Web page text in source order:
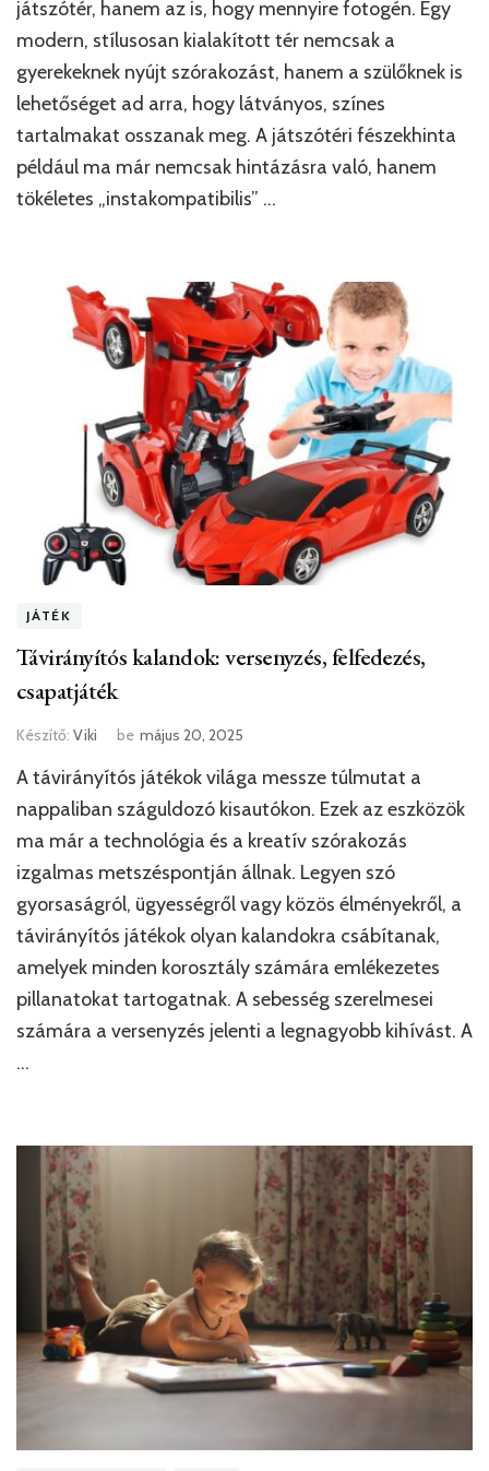
játszótér, hanem az is, hogy mennyire fotogén. Egy
modern, stílusosan kialakított tér nemcsak a
gyerekeknek nyújt szórakozást, hanem a szülőknek is
lehetőséget ad arra, hogy látványos, színes
tartalmakat osszanak meg. A játszótéri fészekhinta
például ma már nemcsak hintázásra való, hanem
tökéletes „instakompatibilis” …
JÁTÉK
Távirányítós kalandok: versenyzés, felfedezés,
csapatjáték
Készítő: Viki be május 20, 2025
A távirányítós játékok világa messze túlmutat a
nappaliban száguldozó kisautókon. Ezek az eszközök
ma már a technológia és a kreatív szórakozás
izgalmas metszéspontján állnak. Legyen szó
gyorsaságról, ügyességről vagy közös élményekről, a
távirányítós játékok olyan kalandokra csábítanak,
amelyek minden korosztály számára emlékezetes
pillanatokat tartogatnak. A sebesség szerelmesei
számára a versenyzés jelenti a legnagyobb kihívást. A
…